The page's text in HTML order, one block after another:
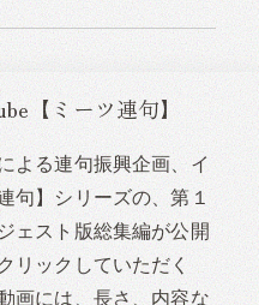
【ミーツ連句】
よる連句振興企画、イ
句】シリーズの、第１
ェスト版総集編が公開
リックしていただく
画には、長さ、内容な